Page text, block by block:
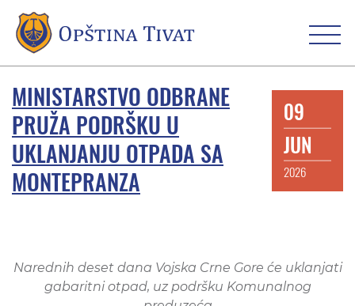
MINISTARSTVO ODBRANE
PRUŽA PODRŠKU U
UKLANJANJU OTPADA SA
MONTEPRANZA
09
JUN
2026
Narednih deset dana Vojska Crne Gore će uklanjati
gabaritni otpad, uz podršku Komunalnog